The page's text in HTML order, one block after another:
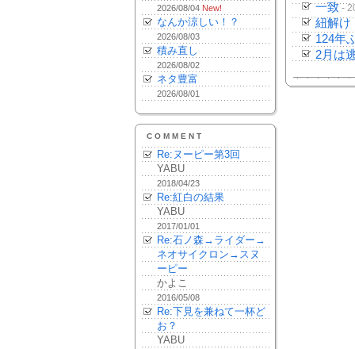
2026/08/04 New!
なんか涼しい！？
2026/08/03
積み直し
2026/08/02
ネタ豊富
2026/08/01
COMMENT
Re:ヌーピー第3回
YABU
2018/04/23
Re:紅白の結果
YABU
2017/01/01
Re:石ノ森→ライダー→
ネオサイクロン→スヌ
ーピー
かよこ
2016/05/08
Re:下見を兼ねて一杯ど
お？
YABU
一致 -
紐解け
124年
2月は